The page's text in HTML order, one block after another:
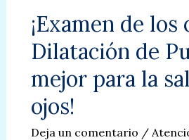
para
la
visión.
¡Examen de los
Dilatación de
mejor para la
ojos!
Deja un comentario /